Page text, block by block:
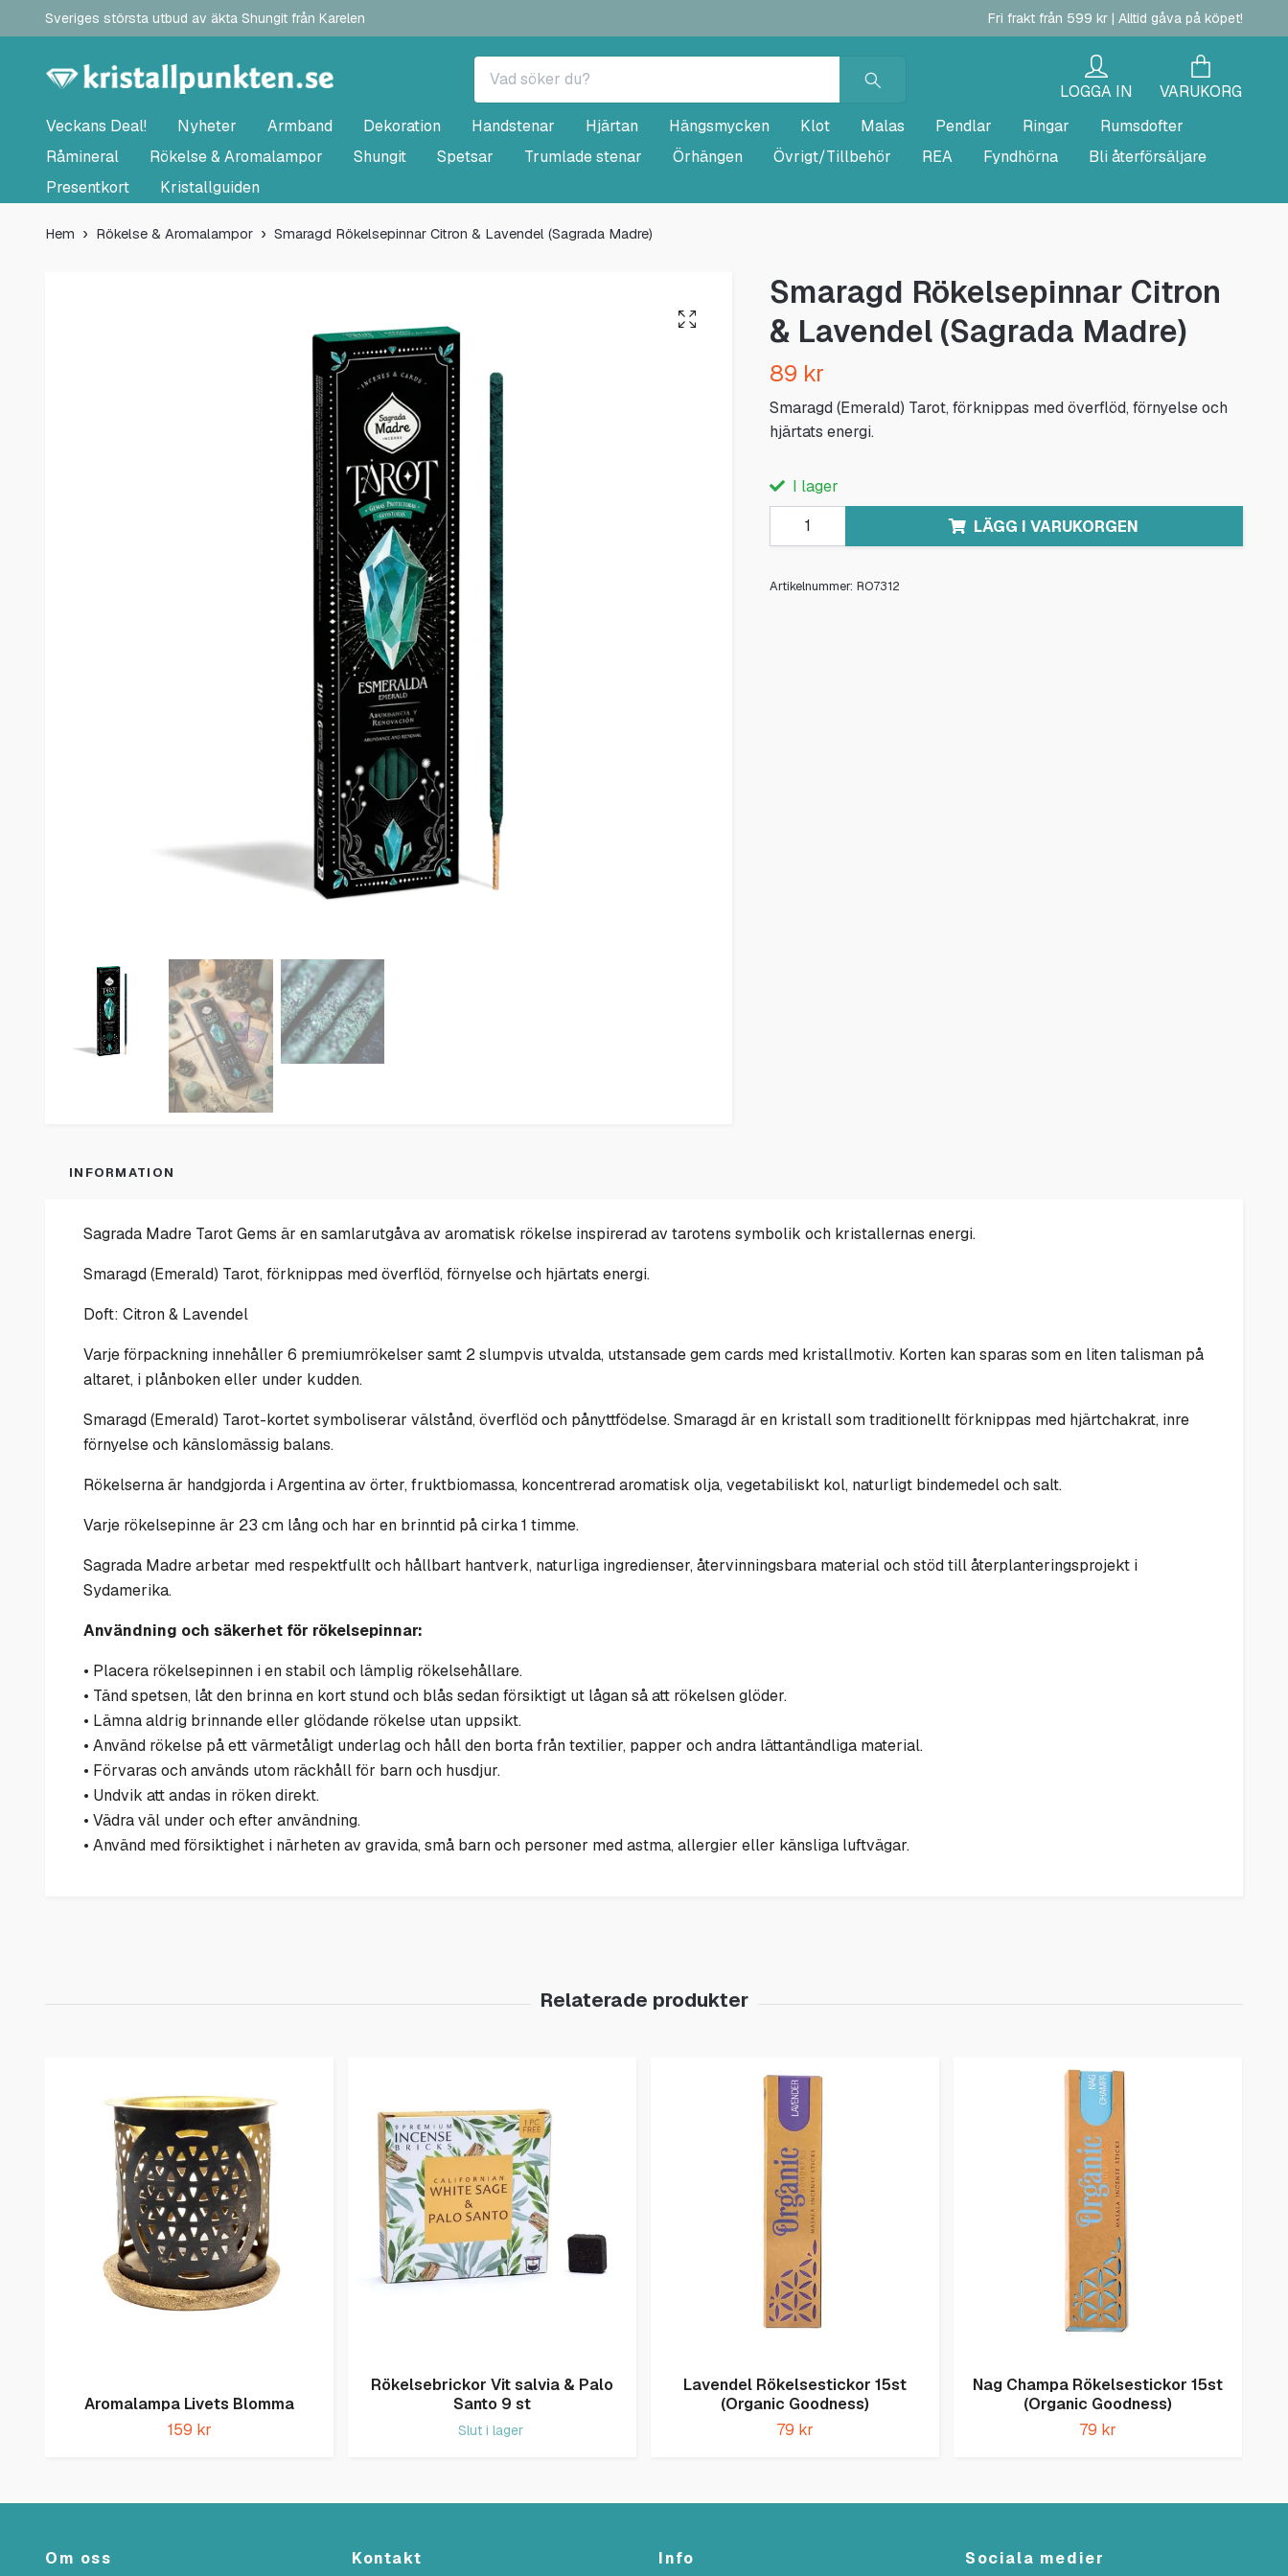
Sveriges största utbud av äkta Shungit från Karelen Fri frakt från 599 kr | Alltid gåva på köpet!
LOGGA IN
VARUKORG
Veckans Deal!
Nyheter Armband Dekoration Handstenar Hjärtan Hängsmycken Klot Malas Pendlar Ringar
Rumsdofter
Råmineral
Rökelse & Aromalampor Shungit Spetsar Trumlade stenar Örhängen Övrigt/Tillbehör REA Fyndhörna
Bli återförsäljare
Presentkort
Kristallguiden
Hem Rökelse & Aromalampor Smaragd Rökelsepinnar Citron & Lavendel (Sagrada Madre)
Smaragd Rökelsepinnar Citron
& Lavendel (Sagrada Madre)
89 kr
Smaragd (Emerald) Tarot, förknippas med överflöd, förnyelse och
hjärtats energi.
I lager
LÄGG I VARUKORGEN
Artikelnummer: RO7312
INFORMATION
Sagrada Madre Tarot Gems är en samlarutgåva av aromatisk rökelse inspirerad av tarotens symbolik och kristallernas energi.
Smaragd (Emerald) Tarot, förknippas med överflöd, förnyelse och hjärtats energi.
Doft: Citron & Lavendel
Varje förpackning innehåller 6 premiumrökelser samt 2 slumpvis utvalda, utstansade gem cards med kristallmotiv. Korten kan sparas som en liten talisman på
altaret, i plånboken eller under kudden.
Smaragd (Emerald) Tarot-kortet symboliserar välstånd, överflöd och pånyttfödelse. Smaragd är en kristall som traditionellt förknippas med hjärtchakrat, inre
förnyelse och känslomässig balans.
Rökelserna är handgjorda i Argentina av örter, fruktbiomassa, koncentrerad aromatisk olja, vegetabiliskt kol, naturligt bindemedel och salt.
Varje rökelsepinne är 23 cm lång och har en brinntid på cirka 1 timme.
Sagrada Madre arbetar med respektfullt och hållbart hantverk, naturliga ingredienser, återvinningsbara material och stöd till återplanteringsprojekt i
Sydamerika.
Användning och säkerhet för rökelsepinnar:
• Placera rökelsepinnen i en stabil och lämplig rökelsehållare.
• Tänd spetsen, låt den brinna en kort stund och blås sedan försiktigt ut lågan så att rökelsen glöder.
• Lämna aldrig brinnande eller glödande rökelse utan uppsikt.
• Använd rökelse på ett värmetåligt underlag och håll den borta från textilier, papper och andra lättantändliga material.
• Förvaras och används utom räckhåll för barn och husdjur.
• Undvik att andas in röken direkt.
• Vädra väl under och efter användning.
• Använd med försiktighet i närheten av gravida, små barn och personer med astma, allergier eller känsliga luftvägar.
Aromalampa Livets Blomma
159 kr
Rökelsebrickor Vit salvia & Palo
Santo 9 st
Slut i lager
Lavendel Rökelsestickor 15st
(Organic Goodness)
79 kr
Nag Champa Rökelsestickor 15st
(Organic Goodness)
79 kr
Om oss Kontakt Info Sociala medier